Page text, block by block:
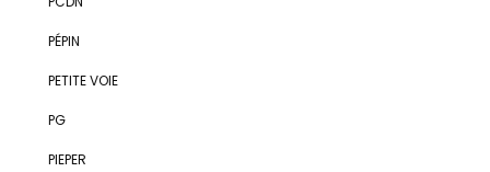
PÉPIN
PETITE VOIE
PG
PIEPER